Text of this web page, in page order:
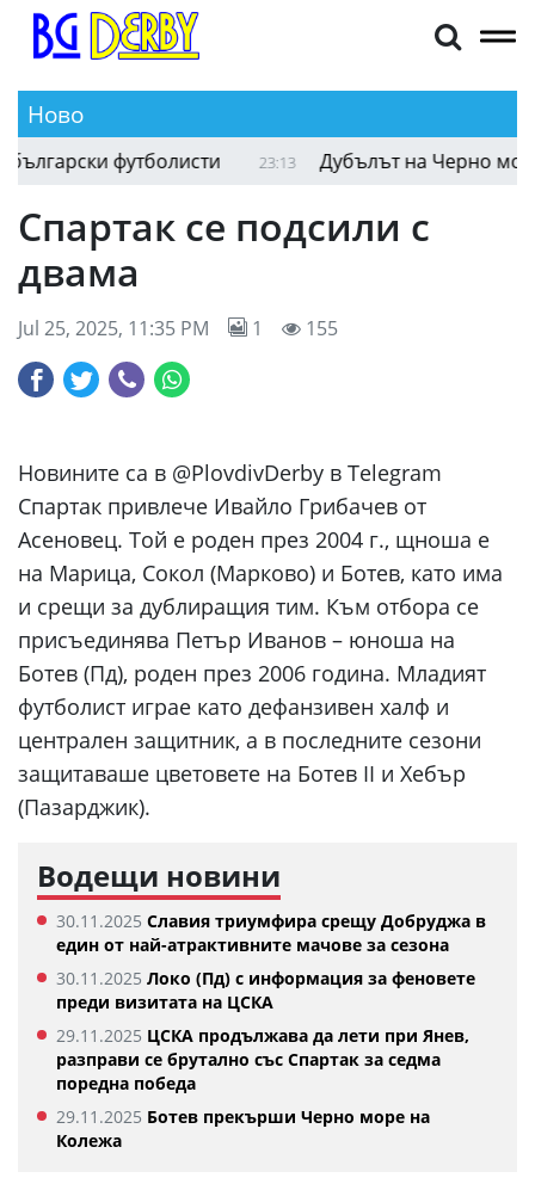
Ново
футболисти 23:13 Дубълът на Черно море
Спартак се подсили с
двама
Jul 25, 2025, 11:35 PM 1 155
Новините са в @PlovdivDerby в Telegram
Спартак привлече Ивайло Грибачев от
Асеновец. Той е роден през 2004 г., щноша е
на Марица, Сокол (Марково) и Ботев, като има
и срещи за дублиращия тим. Към отбора се
присъединява Петър Иванов – юноша на
Ботев (Пд), роден през 2006 година. Младият
футболист играе като дефанзивен халф и
централен защитник, а в последните сезони
защитаваше цветовете на Ботев II и Хебър
(Пазарджик).
Водещи новини
30.11.2025 Славия триумфира срещу Добруджа в
един от най-атрактивните мачове за сезона
30.11.2025 Локо (Пд) с информация за феновете
преди визитата на ЦСКА
29.11.2025 ЦСКА продължава да лети при Янев,
разправи се брутално със Спартак за седма
поредна победа
29.11.2025 Ботев прекърши Черно море на
Колежа